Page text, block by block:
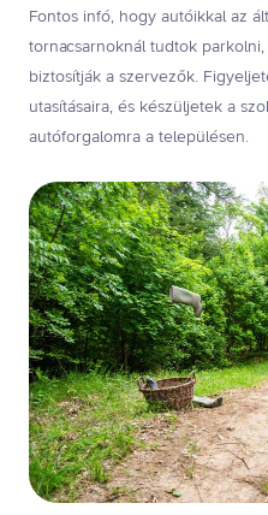
Fontos infó, hogy autóikkal az
tornacsarnoknál tudtok
biztosítják a szervezők.
utasításaira, és készüljetek a
autóforgalomra a településen.